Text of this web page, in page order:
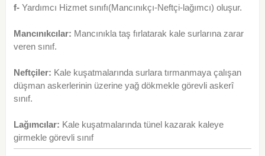
f- Yardımcı Hizmet sınıfı(Mancınıkçı-Neftçi-lağımcı) oluşur.
Mancınıkcılar: Mancınıkla taş fırlatarak kale surlarına zarar
veren sınıf.
Neftçiler: Kale kuşatmalarında surlara tırmanmaya çalışan
düşman askerlerinin üzerine yağ dökmekle görevli askerî
sınıf.
Lağımcılar: Kale kuşatmalarında tünel kazarak kaleye
girmekle görevli sınıf